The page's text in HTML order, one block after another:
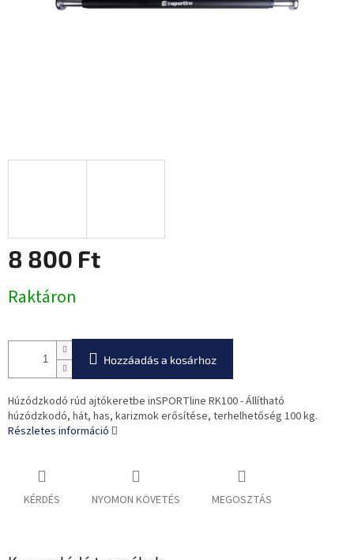
8 800 Ft
Raktáron
Hozzáadás a kosárhoz
Húzódzkodó rúd ajtókeretbe inSPORTline RK100 - Állítható
húzódzkodó, hát, has, karizmok erősítése, terhelhetőség 100 kg.
Részletes információ
KÉRDÉS NYOMON KÖVETÉS MEGOSZTÁS